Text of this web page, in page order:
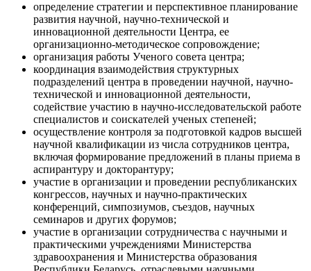
определение стратегии и перспективное планирование
развития научной, научно-технической и
инновационной деятельности Центра, ее
организационно-методическое сопровождение;
организация работы Ученого совета центра;
координация взаимодействия структурных
подразделений центра в проведении научной, научно-
технической и инновационной деятельности,
содействие участию в научно-исследовательской работе
специалистов и соискателей ученых степеней;
осуществление контроля за подготовкой кадров высшей
научной квалификации из числа сотрудников центра,
включая формирование предложений в планы приема в
аспирантуру и докторантуру;
участие в организации и проведении республиканских
конгрессов, научных и научно-практических
конференций, симпозиумов, съездов, научных
семинаров и других форумов;
участие в организации сотрудничества с научными и
практическими учреждениями Министерства
здравоохранения и Министерства образования